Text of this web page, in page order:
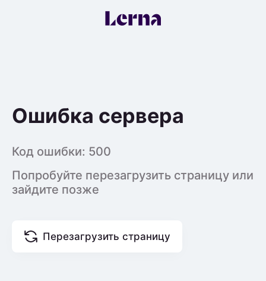
Ошибка сервера
Код ошибки: 500
Попробуйте перезагрузить страницу или
зайдите позже
Перезагрузить страницу